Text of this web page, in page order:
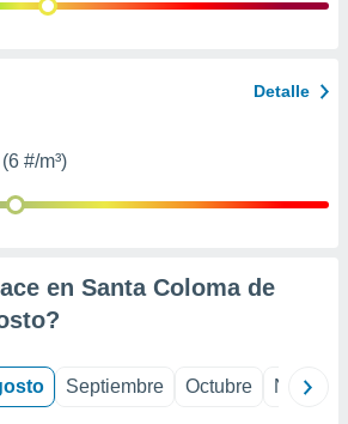
Detalle
#/m³)
en Santa Coloma de
?
Septiembre Octubre